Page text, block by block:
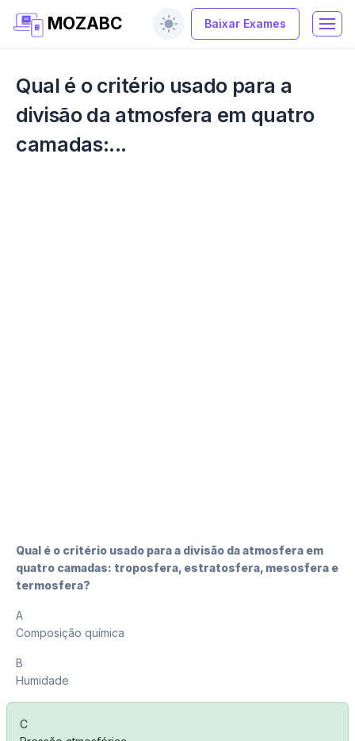
MOZABC Baixar Exames
Qual é o critério usado para a
divisão da atmosfera em quatro
camadas:...
Qual é o critério usado para a divisão da atmosfera em
quatro camadas: troposfera, estratosfera, mesosfera e
termosfera?
A
Composição química
B
Humidade
C